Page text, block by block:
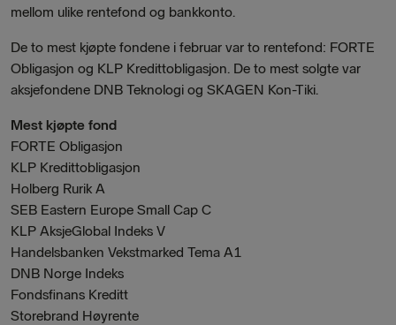
mellom ulike rentefond og bankkonto.
De to mest kjøpte fondene i februar var to rentefond: FORTE
Obligasjon og KLP Kredittobligasjon. De to mest solgte var
aksjefondene DNB Teknologi og SKAGEN Kon-Tiki.
Mest kjøpte fond
FORTE Obligasjon
KLP Kredittobligasjon
Holberg Rurik A
SEB Eastern Europe Small Cap C
KLP AksjeGlobal Indeks V
Handelsbanken Vekstmarked Tema A1
DNB Norge Indeks
Fondsfinans Kreditt
Storebrand Høyrente